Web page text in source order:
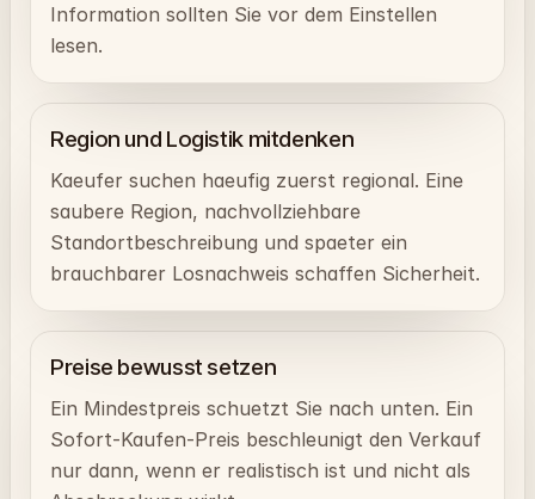
Information sollten Sie vor dem Einstellen
lesen.
Region und Logistik mitdenken
Kaeufer suchen haeufig zuerst regional. Eine
saubere Region, nachvollziehbare
Standortbeschreibung und spaeter ein
brauchbarer Losnachweis schaffen Sicherheit.
Preise bewusst setzen
Ein Mindestpreis schuetzt Sie nach unten. Ein
Sofort-Kaufen-Preis beschleunigt den Verkauf
nur dann, wenn er realistisch ist und nicht als